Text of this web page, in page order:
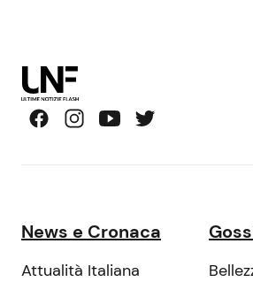
News e Cronaca
Attualità Italiana